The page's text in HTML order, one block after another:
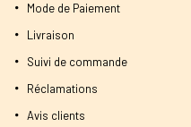
Mode de Paiement
Livraison
Suivi de commande
Réclamations
Avis clients